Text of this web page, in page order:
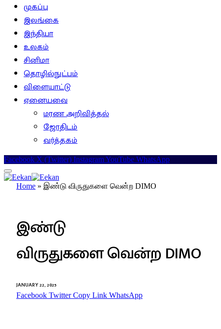
முகப்பு
இலங்கை
இந்தியா
உலகம்
சினிமா
தொழில்நுட்பம்
விளையாட்டு
ஏனையவை
மரண அறிவித்தல்
ஜோதிடம்
வர்த்தகம்
Facebook X (Twitter) InstagramYouTube WhatsApp
Home » இண்டு விருதுகளை வென்ற DIMO
இண்டு
விருதுகளை வென்ற DIMO
JANUARY 22, 2025
Facebook Twitter Copy Link WhatsApp